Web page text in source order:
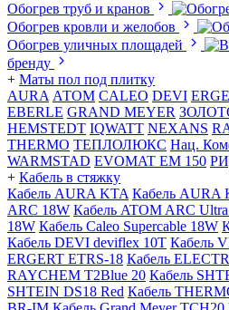
Обогрев труб и кранов
Обогрев кровли и желобов
Обогрев уличных площадей
бренду
+ Маты пол под плитку
AURA АТОМ CALEO DEVI
EBERLE GRAND MEYER
HEMSTEDT IQWATT NEXANS
THERMO ТЕПЛОЛЮКС Нац.
WARMSTAD EVOMAT EM 150
+ Кабель в стяжку
Кабель AURA KTA Кабель AURA
ARC 18W Кабель ATOM ARC
18W Кабель Caleo Supercable 18W
Кабель DEVI deviflex 10T Кабель
ERGERT ETRS-18 Кабель
RAYCHEM T2Blue 20 Кабель
SHTEIN DS18 Red Кабель